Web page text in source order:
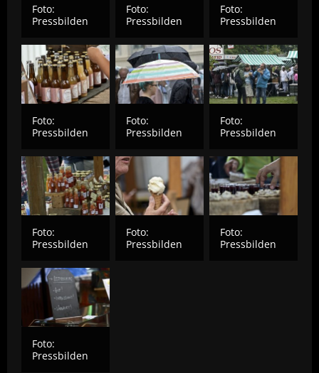
Foto:
Pressbilden
Foto:
Pressbilden
Foto:
Pressbilden
Foto:
Pressbilden
Foto:
Pressbilden
Foto:
Pressbilden
Foto:
Pressbilden
Foto:
Pressbilden
Foto:
Pressbilden
Foto:
Pressbilden